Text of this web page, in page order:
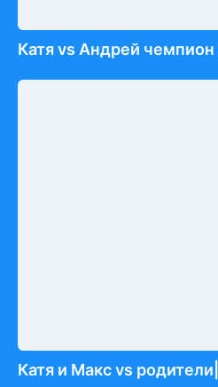
Катя vs Андрей чемпион
Катя и Макс vs